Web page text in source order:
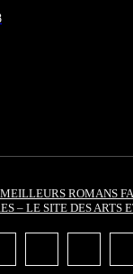
ROMANS
– LE SITE DES ARTS